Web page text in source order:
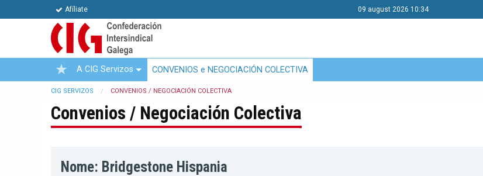
Afíliate 09 august 2026 10:34
A CIG Servizos CONVENIOS e NEGOCIACIÓN COLECTIVA
CIG SERVIZOS CONVENIOS / NEGOCIACIÓN COLECTIVA
Convenios / Negociación Colectiva
Nome: Bridgestone Hispania